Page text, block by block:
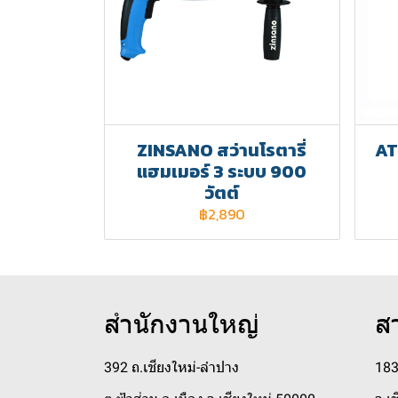
ZINSANO สว่านโรตารี่
แฮมเมอร์ 3 ระบบ 900
วัตต์
฿2,890
สำนักงานใหญ่
392 ถ.เชียงใหม่-ลำปาง
ส